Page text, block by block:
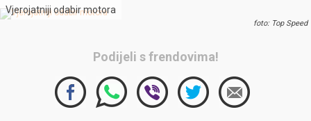
Vjerojatniji odabir motora
foto: Top Speed
Podijeli s frendovima!